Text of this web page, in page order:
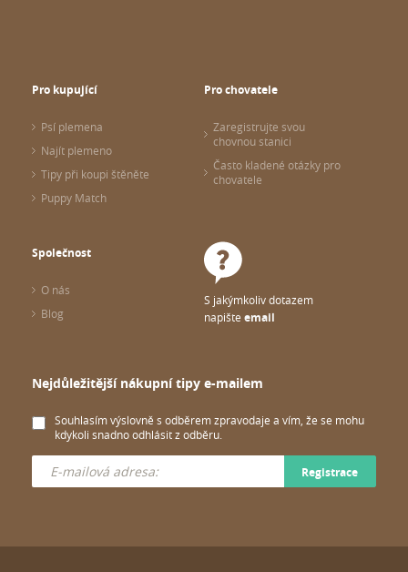
Pro kupující
Psí plemena
Najít plemeno
Tipy při koupi štěněte
Puppy Match
Pro chovatele
Zaregistrujte svou
chovnou stanici
Často kladené otázky pro
chovatele
Společnost
O nás
Blog
S jakýmkoliv dotazem
napište email
Nejdůležitější nákupní tipy e-mailem
Souhlasím výslovně s odběrem zpravodaje a vím, že se mohu
kdykoli snadno odhlásit z odběru.
Registrace